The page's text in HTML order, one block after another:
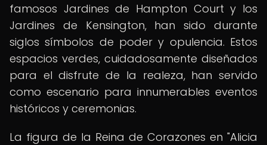
famosos Jardines de Hampton Court y los
Jardines de Kensington, han sido durante
siglos símbolos de poder y opulencia. Estos
espacios verdes, cuidadosamente diseñados
para el disfrute de la realeza, han servido
como escenario para innumerables eventos
históricos y ceremonias.
La figura de la Reina de Corazones en "Alicia